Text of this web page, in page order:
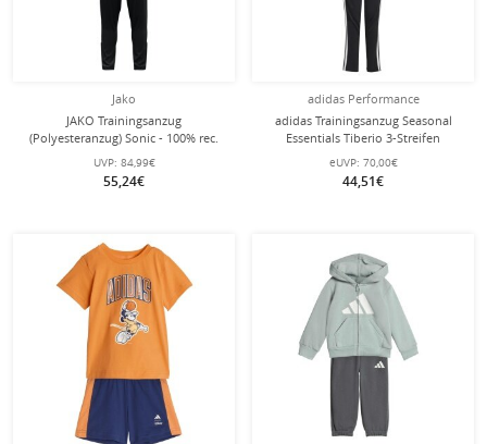
Jako
JAKO Trainingsanzug
(Polyesteranzug) Sonic - 100% rec.
Polyester - schwarz/grün Herren
UVP: 84,99€
55,24€
adidas Performance
adidas Trainingsanzug Seasonal
Essentials Tiberio 3-Streifen
schwarz/weiss/rot Jungen
eUVP: 70,00€
44,51€